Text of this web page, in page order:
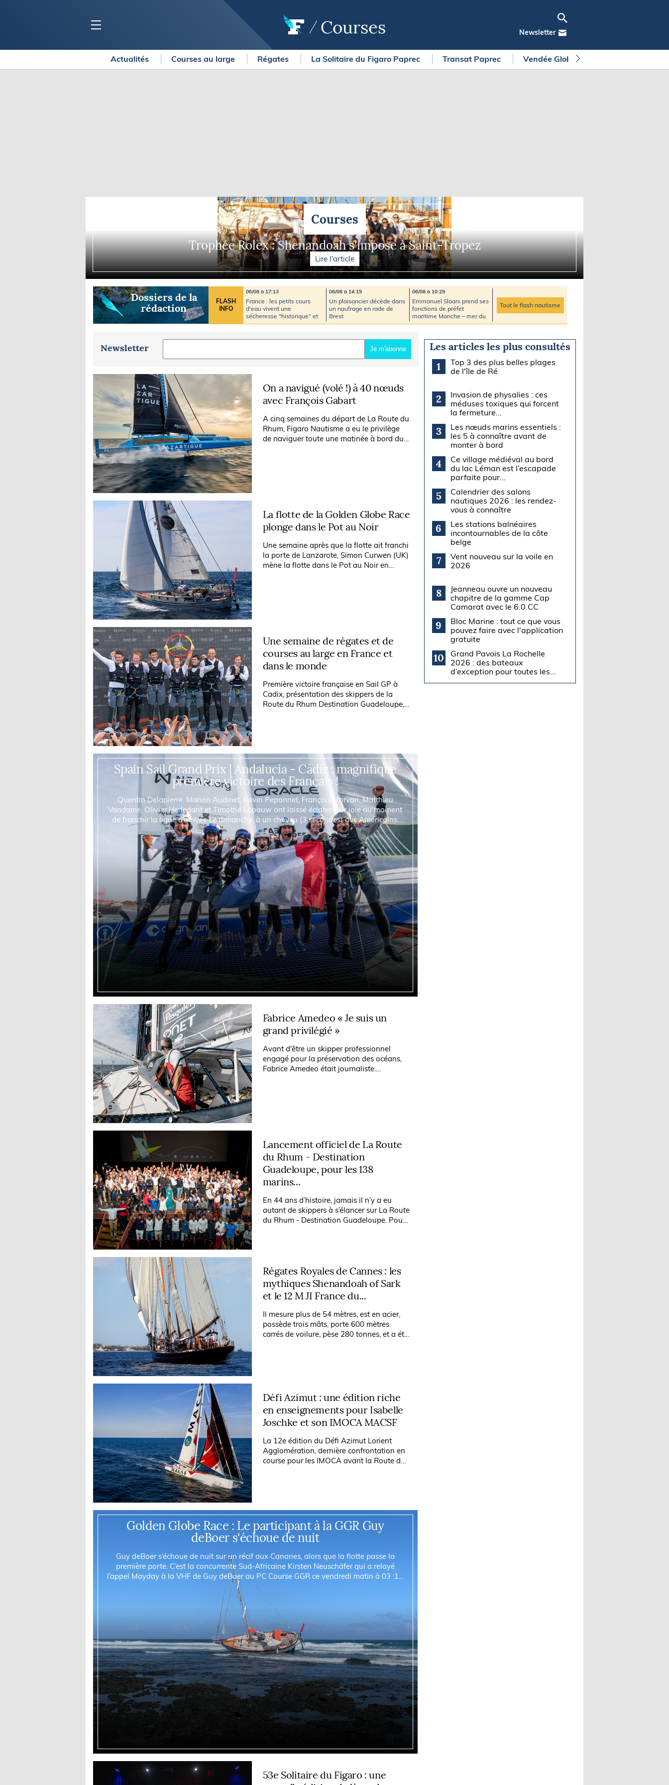
Courses Newsletter
Voiliers
Salons
Economie
Yachting
Transat Café l'Or
America's Cup
LOISIRS
Pêche en mer
Plongée
Glisse
La newsletter
METEO CONSULT Marine
Briefings
FLASH INFO
Actualités Courses au large Régates La Solitaire du Figaro Paprec Transat Paprec Vendée Globe
Courses
Trophée Rolex : Shenandoah s'impose à Saint-Tropez
Lire l'article
Dossiers de la
rédaction
FLASH
INFO
06/08 à 17:13
France : les petits cours
d'eau vivent une
sécheresse "historique" et
"critique"
06/08 à 14:19
Un plaisancier décède dans
un naufrage en rade de
Brest
06/08 à 10:29
Emmanuel Slaars prend ses
fonctions de préfet
maritime Manche – mer du
Nord
Tout le flash nautisme
Les articles les plus consultés
1
Top 3 des plus belles plages
de l'île de Ré
2
Invasion de physalies : ces
méduses toxiques qui forcent
la fermeture...
3
Les nœuds marins essentiels :
les 5 à connaître avant de
monter à bord
4
Ce village médiéval au bord
du lac Léman est l’escapade
parfaite pour...
5
Calendrier des salons
nautiques 2026 : les rendez-
vous à connaître
6
Les stations balnéaires
incontournables de la côte
belge
7
Vent nouveau sur la voile en
2026
8
Jeanneau ouvre un nouveau
chapitre de la gamme Cap
Camarat avec le 6.0 CC
9
Bloc Marine : tout ce que vous
pouvez faire avec l'application
gratuite
10
Grand Pavois La Rochelle
2026 : des bateaux
d’exception pour toutes les...
Newsletter Je m'abonne
On a navigué (volé !) à 40 nœuds
avec François Gabart
A cinq semaines du départ de La Route du
Rhum, Figaro Nautisme a eu le privilège
de naviguer toute une matinée à bord du
La flotte de la Golden Globe Race
plonge dans le Pot au Noir
Une semaine après que la flotte ait franchi
la porte de Lanzarote, Simon Curwen (UK)
mène la flotte dans le Pot au Noir en
Une semaine de régates et de
courses au large en France et
dans le monde
Première victoire française en Sail GP à
Cadix, présentation des skippers de la
Route du Rhum Destination Guadeloupe,
Spain Sail Grand Prix | Andalucía - Cádiz : magnifique
première victoire des Français !
Quentin Delapierre, Manon Audinet, Kevin Peponnet, François Morvan, Matthieu
Vandame, Olivier Herledant et Timothé Lapauw ont laissé éclater leur joie au moment
de franchir la ligne d’arrivée ce dimanche, à un cheveu (3 secondes) des Américains.
Les Français remportent à Cadix leur tout premier...
Fabrice Amedeo « Je suis un
grand privilégié »
Avant d'être un skipper professionnel
engagé pour la préservation des océans,
Fabrice Amedeo était journaliste.
Lancement officiel de La Route
du Rhum - Destination
Guadeloupe, pour les 138
marins...
En 44 ans d’histoire, jamais il n’y a eu
autant de skippers à s’élancer sur La Route
du Rhum - Destination Guadeloupe. Pour
Régates Royales de Cannes : les
mythiques Shenandoah of Sark
et le 12 M JI France du...
Il mesure plus de 54 mètres, est en acier,
possède trois mâts, porte 600 mètres
carrés de voilure, pèse 280 tonnes, et a été
Défi Azimut : une édition riche
en enseignements pour Isabelle
Joschke et son IMOCA MACSF
La 12e édition du Défi Azimut Lorient
Agglomération, dernière confrontation en
course pour les IMOCA avant la Route du
Golden Globe Race : Le participant à la GGR Guy
deBoer s'échoue de nuit
Guy deBoer s’échoue de nuit sur un récif aux Canaries, alors que la flotte passe la
première porte. C’est la concurrente Sud-Africaine Kirsten Neuschäfer qui a relayé
l’appel Mayday à la VHF de Guy deBoer au PC Course GGR ce vendredi matin à 03 :10
TU. Son Tashiba 36 s’est échoué sur la côte...
53e Solitaire du Figaro : une